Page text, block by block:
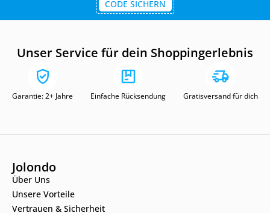
CODE SICHERN
Unser Service für dein Shoppingerlebnis
Garantie: 2+ Jahre Einfache Rücksendung Gratisversand für dich
Jolondo
Über Uns
Unsere Vorteile
Vertrauen & Sicherheit